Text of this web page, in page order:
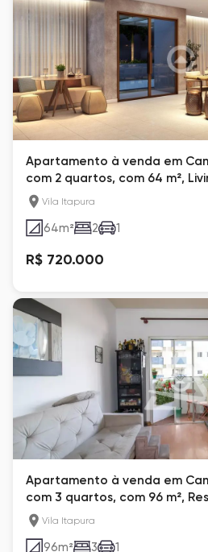
Apartamento à venda em
com 2 quartos, com 64 m²,
Vila Itapura
64m² 2 1
R$ 720.000
Apartamento à venda em
com 3 quartos, com 96 m²,
Vila Itapura
96m² 3 1